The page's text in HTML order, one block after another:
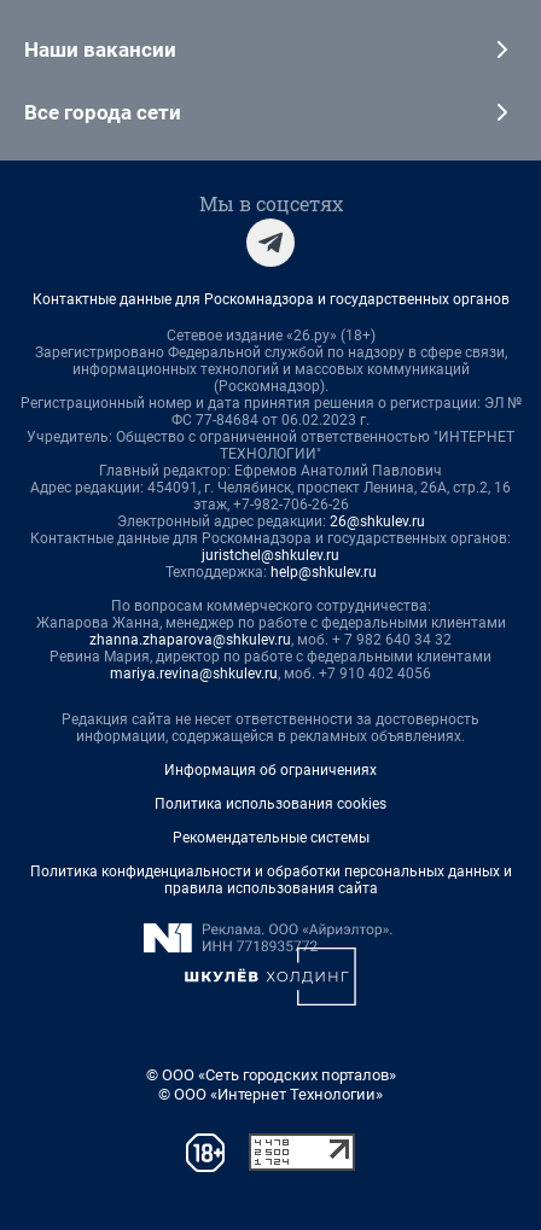
Наши вакансии
Все города сети
Мы в соцсетях
Контактные данные для Роскомнадзора и государственных органов
Сетевое издание «26.ру» (18+)
Зарегистрировано Федеральной службой по надзору в сфере связи,
информационных технологий и массовых коммуникаций
(Роскомнадзор).
Регистрационный номер и дата принятия решения о регистрации: ЭЛ №
ФС 77-84684 от 06.02.2023 г.
Учредитель: Общество с ограниченной ответственностью "ИНТЕРНЕТ
ТЕХНОЛОГИИ"
Главный редактор: Ефремов Анатолий Павлович
Адрес редакции: 454091, г. Челябинск, проспект Ленина, 26А, стр.2, 16
этаж, +7-982-706-26-26
Электронный адрес редакции: 26@shkulev.ru
Контактные данные для Роскомнадзора и государственных органов:
juristchel@shkulev.ru
Техподдержка: help@shkulev.ru
По вопросам коммерческого сотрудничества:
Жапарова Жанна, менеджер по работе с федеральными клиентами
zhanna.zhaparova@shkulev.ru, моб. + 7 982 640 34 32
Ревина Мария, директор по работе с федеральными клиентами
mariya.revina@shkulev.ru, моб. +7 910 402 4056
Редакция сайта не несет ответственности за достоверность
информации, содержащейся в рекламных объявлениях.
Информация об ограничениях
Политика использования cookies
Рекомендательные системы
Политика конфиденциальности и обработки персональных данных и
правила использования сайта
© ООО «Сеть городских порталов»
© ООО «Интернет Технологии»